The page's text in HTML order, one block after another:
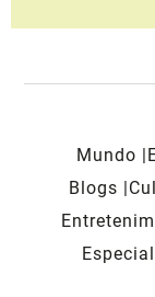
Mundo
Blogs